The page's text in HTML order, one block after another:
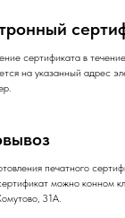
сертификата в
на указанный адрес
печатного
можно конном
31А.